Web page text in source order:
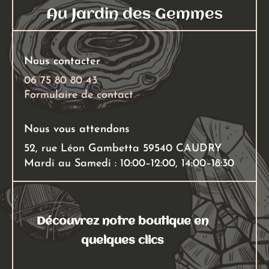
choisies
Au Jardin des Gemmes
Nous contacter
06 75 80 80 43
Formulaire de contact
Nous vous attendons
52, rue Léon Gambetta 59540 CAUDRY
Mardi au Samedi : 10:00–12:00, 14:00–18:30
Découvrez notre boutique en
quelques clics